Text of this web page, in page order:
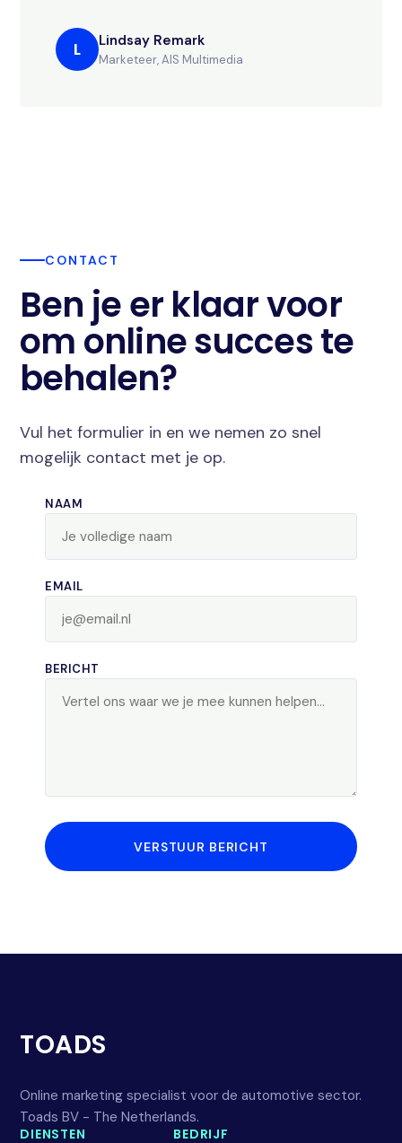
L Lindsay Remark
Marketeer, AIS Multimedia
CONTACT
Ben je er klaar voor
om online succes te
behalen?
Vul het formulier in en we nemen zo snel
mogelijk contact met je op.
NAAM
EMAIL
BERICHT
VERSTUUR BERICHT
TOADS
Online marketing specialist voor de automotive sector.
Toads BV - The Netherlands.
DIENSTEN
BEDRIJF